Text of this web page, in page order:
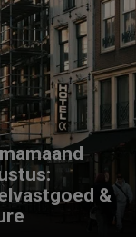
&